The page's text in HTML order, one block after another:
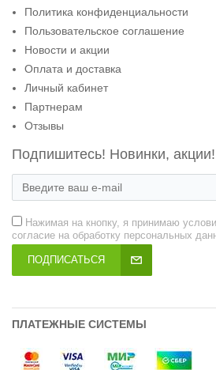
Политика конфиденциальности
Пользовательское соглашение
Новости и акции
Оплата и доставка
Личный кабинет
Партнерам
Отзывы
Подпишитесь! Новинки, акции!
Нажимая на кнопку, я принимаю
согласие на обработку персональных
ПОДПИСАТЬСЯ
ПЛАТЕЖНЫЕ СИСТЕМЫ